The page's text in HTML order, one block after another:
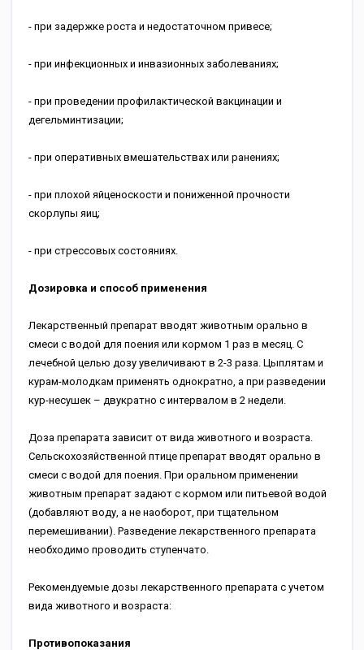
- при задержке роста и недостаточном привесе;
- при инфекционных и инвазионных заболеваниях;
- при проведении профилактической вакцинации и
дегельминтизации;
- при оперативных вмешательствах или ранениях;
- при плохой яйценоскости и пониженной прочности
скорлупы яиц;
- при стрессовых состояниях.
Дозировка и способ применения
Лекарственный препарат вводят животным орально в
смеси с водой для поения или кормом 1 раз в месяц. С
лечебной целью дозу увеличивают в 2-3 раза. Цыплятам и
курам-молодкам применять однократно, а при разведении
кур-несушек – двукратно с интервалом в 2 недели.
Доза препарата зависит от вида животного и возраста.
Сельскохозяйственной птице препарат вводят орально в
смеси с водой для поения. При оральном применении
животным препарат задают с кормом или питьевой водой
(добавляют воду, а не наоборот, при тщательном
перемешивании). Разведение лекарственного препарата
необходимо проводить ступенчато.
Рекомендуемые дозы лекарственного препарата с учетом
вида животного и возраста:
Противопоказания